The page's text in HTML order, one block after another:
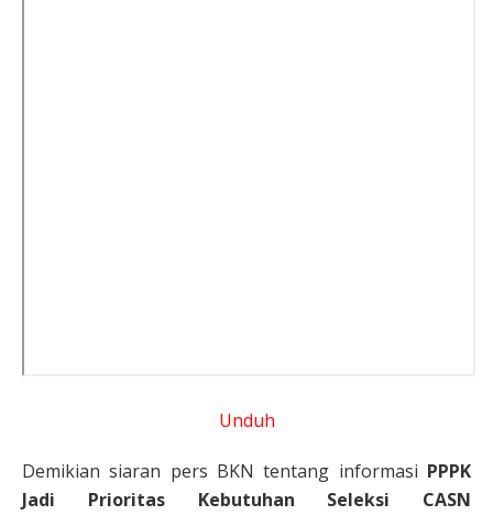
Unduh
Demikian siaran pers BKN tentang informasi PPPK
Jadi Prioritas Kebutuhan Seleksi CASN